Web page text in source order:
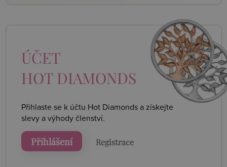
ÚČET
HOT DIAMONDS
Přihlaste se k účtu Hot Diamonds a získejte
slevy a výhody členství.
Přihlášení Registrace